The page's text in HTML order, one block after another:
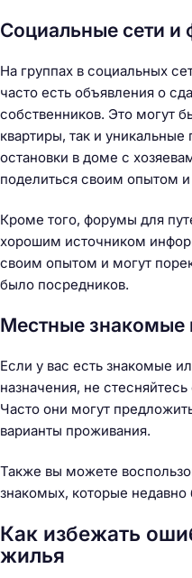
Социальные сети
На группах в социальных
часто есть объявления о
собственников. Это могут
квартиры, так и
остановки в доме с
поделиться своим опытом
Кроме того, форумы для
хорошим источником
своим опытом и могут
было посредников.
Местные знакомые
Если у вас есть знакомые
назначения, не
Часто они могут
варианты проживания.
Также вы можете
знакомых, которые
Как избежать
жилья